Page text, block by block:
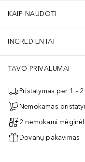
KAIP NAUDOTI
INGREDIENTAI
TAVO PRIVALUMAI
Pristatymas per 1 -
Nemokamas
2 nemokami
Dovanų pakavimas